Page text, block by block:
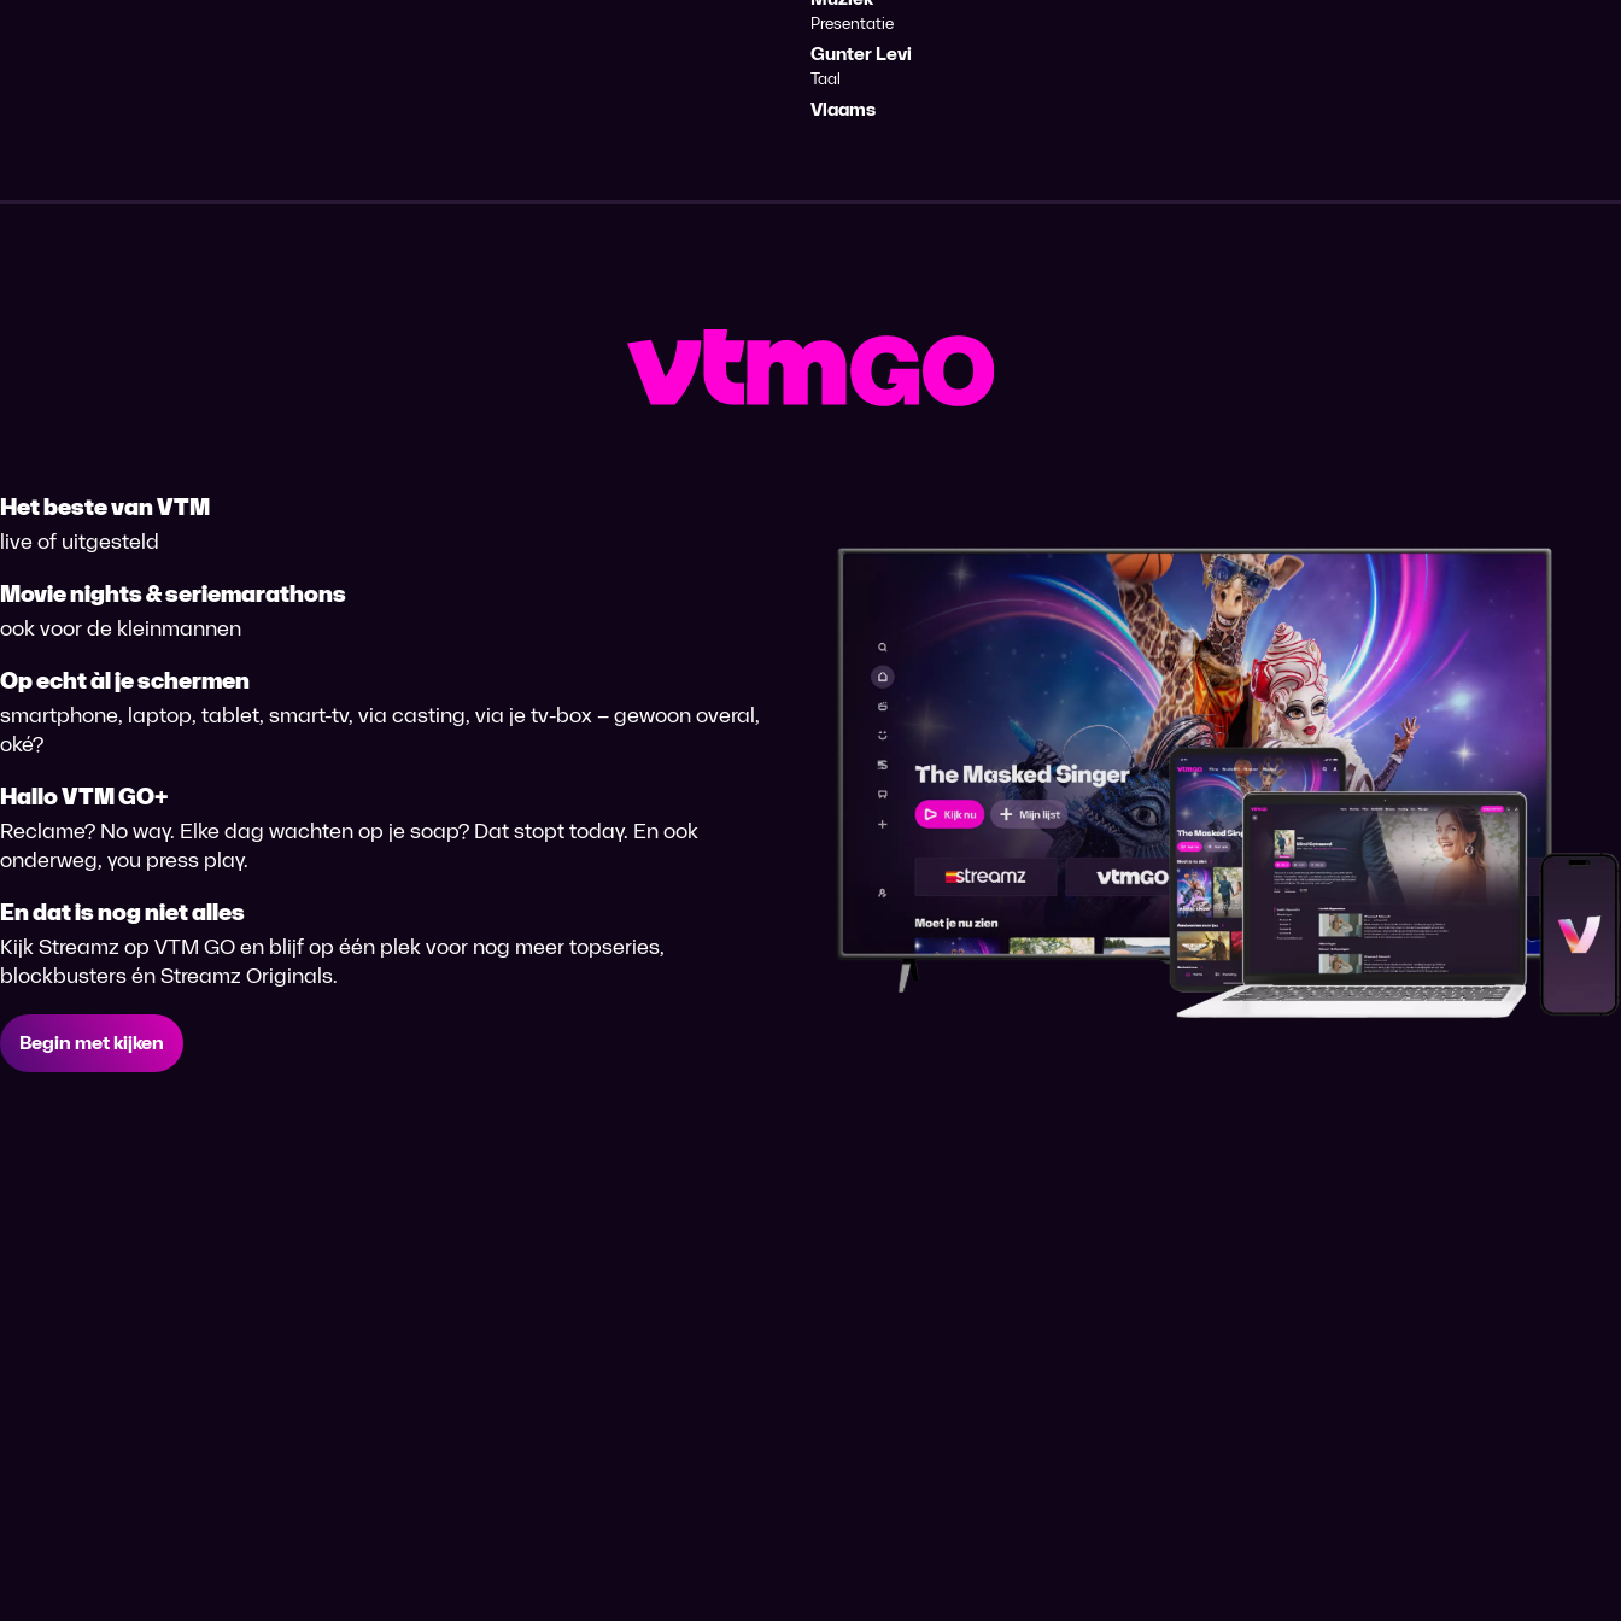
Presentatie
Gunter Levi
Taal
Vlaams
Het beste van VTM
live of uitgesteld
Movie nights & seriemarathons
ook voor de kleinmannen
Op echt àl je schermen
smartphone, laptop, tablet, smart-tv, via casting, via je tv-box – gewoon overal,
oké?
Hallo VTM GO+
Reclame? No way. Elke dag wachten op je soap? Dat stopt today. En ook
onderweg, you press play.
En dat is nog niet alles
Kijk Streamz op VTM GO en blijf op één plek voor nog meer topseries,
blockbusters én Streamz Originals.
Begin met kijken